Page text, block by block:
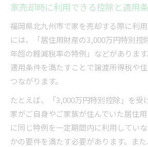
家売却時に利用できる控除と適用
福岡県北九州市で家を売却する際に利
には、「居住用財産の3,000万円特別控
年超の軽減税率の特例」などがあります
適用条件を満たすことで譲渡所得税や
つながります。
たとえば、「3,000万円特別控除」を受
家がご自身やご家族が住んでいた居住
に同じ特例を一定期間内に利用してい
かの要件を満たす必要があります。ま